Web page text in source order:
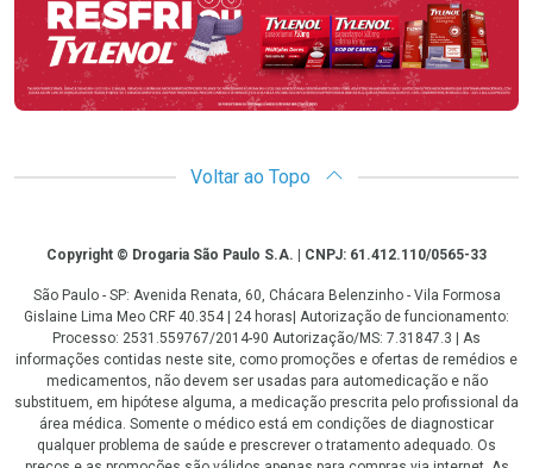
Voltar ao Topo
CopyrightCopyright © Drogaria São Paulo S.A. | CNPJ: 61.412.110/0565-33
São Paulo - SP: Avenida Renata, 60, Chácara Belenzinho - Vila Formosa
Gislaine Lima Meo CRF 40.354 | 24 horas| Autorização de funcionamento:
Processo: 2531.559767/2014-90 Autorização/MS: 7.31847.3 | As
informações contidas neste site, como promoções e ofertas de remédios e
medicamentos, não devem ser usadas para automedicação e não
substituem, em hipótese alguma, a medicação prescrita pelo profissional da
área médica. Somente o médico está em condições de diagnosticar
qualquer problema de saúde e prescrever o tratamento adequado. Os